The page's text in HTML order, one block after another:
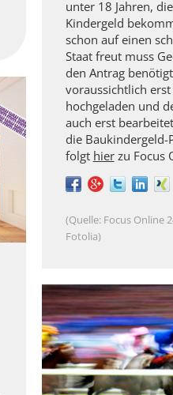
unter 18 Jahren,
Kindergeld
schon auf einen
Staat freut muss
den Antrag
voraussichtlich
hochgeladen und
auch erst
die Baukindergeld-
folgt hierzu Focus
(Quelle: Focus Online
Fotolia)